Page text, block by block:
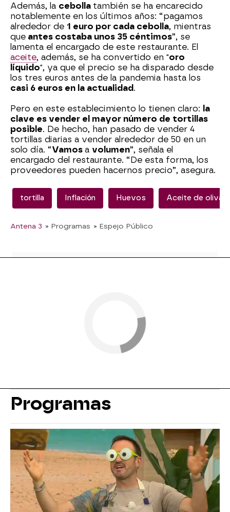
Además, la cebolla también se ha encarecido
notablemente en los últimos años: “pagamos
alrededor de 1 euro por cada cebolla, mientras
que antes costaba unos 35 céntimos”, se
lamenta el encargado de este restaurante. El
aceite, además, se ha convertido en "oro
líquido", ya que el precio se ha disparado desde
los tres euros antes de la pandemia hasta los
casi 6 euros en la actualidad .
Pero en este establecimiento lo tienen claro: la
clave es vender el mayor número de tortillas
posible. De hecho, han pasado de vender 4
tortillas diarias a vender alrededor de 50 en un
solo día. “Vamos a volumen”, señala el
encargado del restaurante. “De esta forma, los
proveedores pueden hacernos precio”, asegura.
tortilla Inflación Huevos Aceite de oliva
Antena 3 » Programas » Espejo Público
Programas